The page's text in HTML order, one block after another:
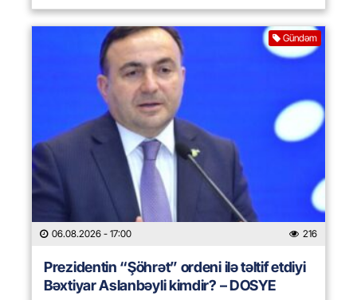
Gündəm
06.08.2026 - 17:00 216
Prezidentin “Şöhrət” ordeni ilə təltif etdiyi
Bəxtiyar Aslanbəyli kimdir? – DOSYE